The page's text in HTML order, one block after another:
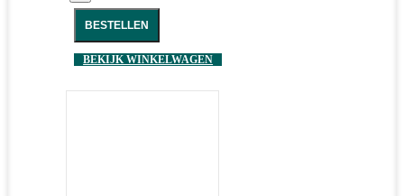
BESTELLEN
BEKIJK WINKELWAGEN